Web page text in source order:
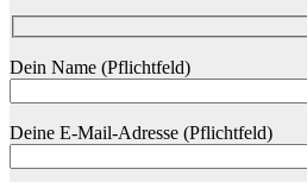
Dein Name (Pflichtfeld)
Deine E-Mail-Adresse (Pflichtfeld)